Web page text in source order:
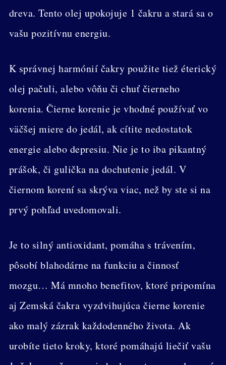
dreva. Tento olej upokojuje 1 čakru a stará sa o
vašu pozitívnu energiu.
K správnej harmónií čakry použite tiež éterický
olej pačuli, alebo vôňu či chuť čierneho
korenia. Čierne korenie je vhodné používať vo
väčšej miere do jedál, ak cítite nedostatok
energie alebo depresiu. Nie je to iba pikantný
prášok, či gulička na dochutenie jedál. V
čiernom korení sa skrýva viac, než by ste si na
prvý pohľad uvedomovali.
Je to silný antioxidant, pomáha s trávením,
pôsobí blahodárne na funkciu a činnosť
mozgu… Má mnoho benefitov, ktoré pripomína
aj Zemská čakra vyzdvihujúca čierne korenie
ako malý zázrak každodenného života. Ak
urobíte tieto kroky, ktoré pomáhajú liečiť vašu